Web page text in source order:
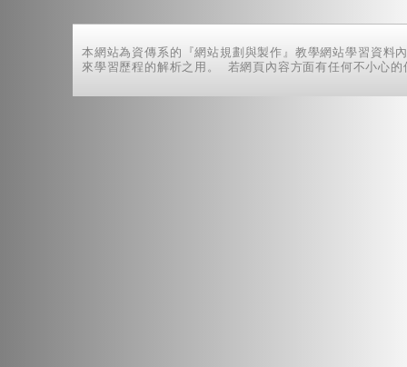
本網站為資傳系的『網站規劃與製作』教學網站學習資
來學習歷程的解析之用。 若網頁內容方面有任何不小心